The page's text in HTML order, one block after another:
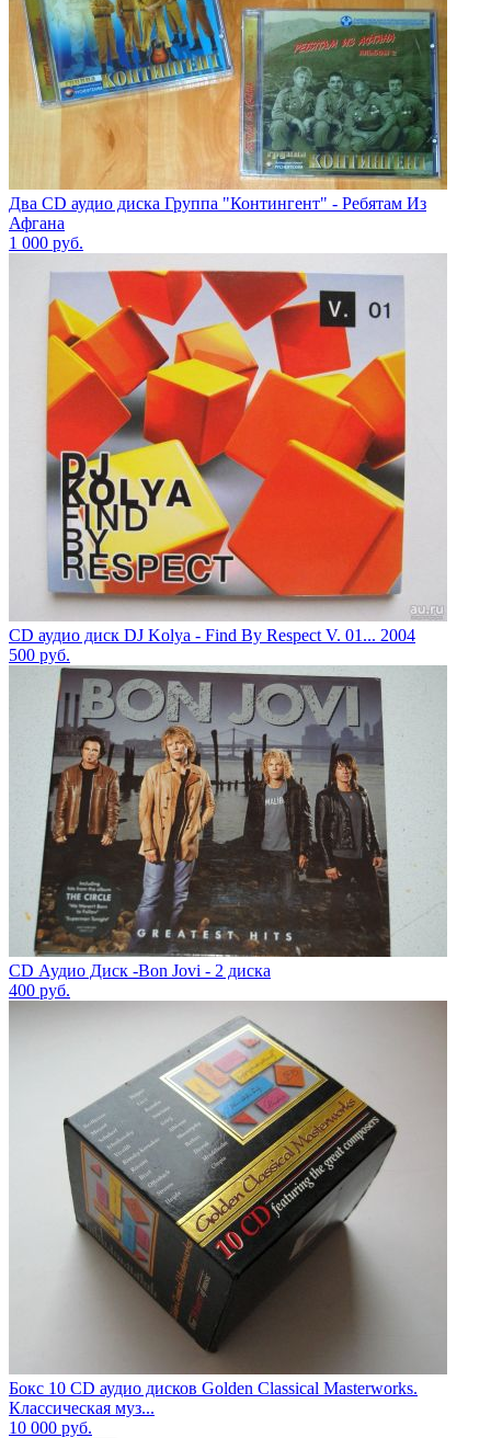
Два CD аудио диска Группа "Контингент" - Ребятам Из
Афгана
1 000 руб.
CD аудио диск DJ Kolya - Find By Respect V. 01... 2004
500 руб.
CD Аудио Диск -Bon Jovi - 2 диска
400 руб.
Бокс 10 CD аудио дисков Golden Classical Masterworks.
Классическая муз...
10 000 руб.